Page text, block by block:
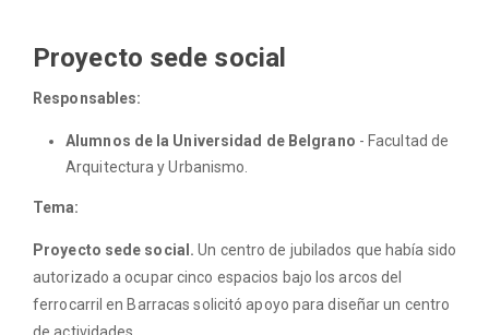
Proyecto sede social
Responsables:
Alumnos de la Universidad de Belgrano - Facultad de
Arquitectura y Urbanismo.
Tema:
Proyecto sede social. Un centro de jubilados que había sido
autorizado a ocupar cinco espacios bajo los arcos del
ferrocarril en Barracas solicitó apoyo para diseñar un centro
de actividades.